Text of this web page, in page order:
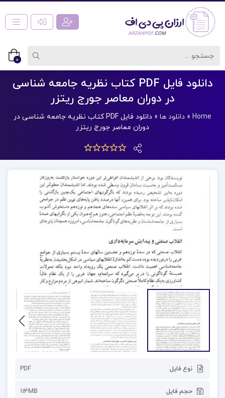
0
دانلود فایل PDF کتاب نظریه جامعه شناسی
در دوران معاصر جورج ریتزر
Home
» دانلود ها »
دانلود فایل PDF کتاب نظریه جامعه شناسی در
دوران معاصر جورج ریتزر
نوع فایل PDF
حجم فایل 114MB